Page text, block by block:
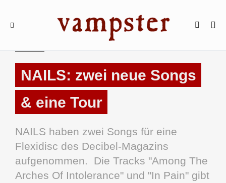
NAILS: zwei neue Songs
& eine Tour
NAILS haben zwei Songs für eine
Flexidisc des Decibel-Magazins
aufgenommen. Die Tracks "Among The
Arches Of Intolerance" und "In Pain" gibt